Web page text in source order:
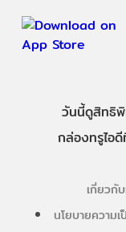
วันนี้ดูสิทธิ
กล่องทรูไอ
เกี่ยวกั
นโยบายความ